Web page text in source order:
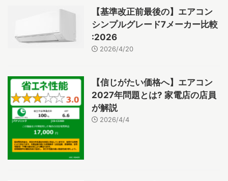
【基準改正前最後の】エアコン
シンプルグレード7メーカー比較
:2026
2026/4/20
【信じがたい価格へ】エアコン
2027年問題とは? 家電店の店員
が解説
2026/4/4